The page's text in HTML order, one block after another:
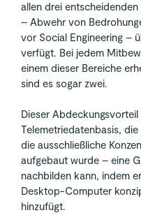
allen drei
– Abwehr von
vor Social Engineering –
verfügt. Bei jedem
einem dieser Bereiche
sind es sogar zwei.
Dieser
Telemetriedatenbasis,
die ausschließliche
aufgebaut wurde – eine
nachbilden kann, indem
Desktop-Computer
hinzufügt.